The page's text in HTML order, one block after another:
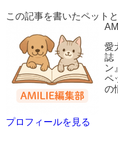
この記事を書いたペット
愛
誌
ン
ペ
の
プロフィールを見る